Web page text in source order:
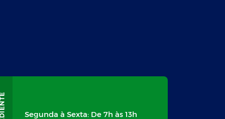
Segunda à Sexta: De 7h às 13h